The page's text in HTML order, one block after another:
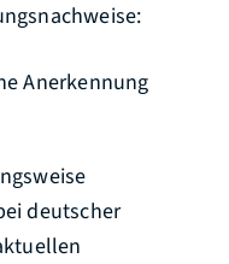
Anerkennung
deutscher